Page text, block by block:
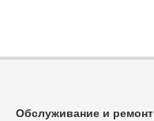
Обслуживание и ремонт